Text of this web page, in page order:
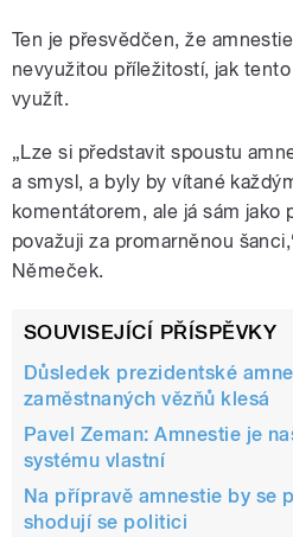
Ten je přesvědčen, že
nevyužitou příležitostí, jak
využít.
„Lze si představit spoustu
a smysl, a byly by vítané
komentátorem, ale já sám jako
považuji za promarněnou
Němeček.
SOUVISEJÍCÍ PŘÍSPĚVKY
Důsledek prezidentské
zaměstnaných vězňů klesá
Pavel Zeman: Amnestie je
systému vlastní
Na přípravě amnestie by se
shodují se politici